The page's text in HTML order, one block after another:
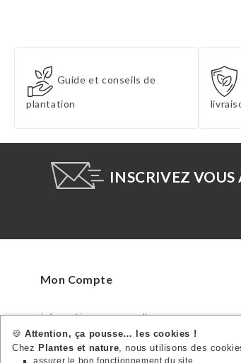
Guide et conseils de
plantation
INSCRIVEZ
Mon Compte
Informations personnelles
Commandes
Avoirs
🍪Attention, ça pousse… les cookies !
Chez Plantes et nature, nous utilisons des
assurer le bon fonctionnement du site,